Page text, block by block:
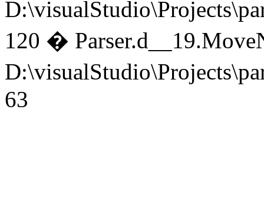
120 � Parser.
63